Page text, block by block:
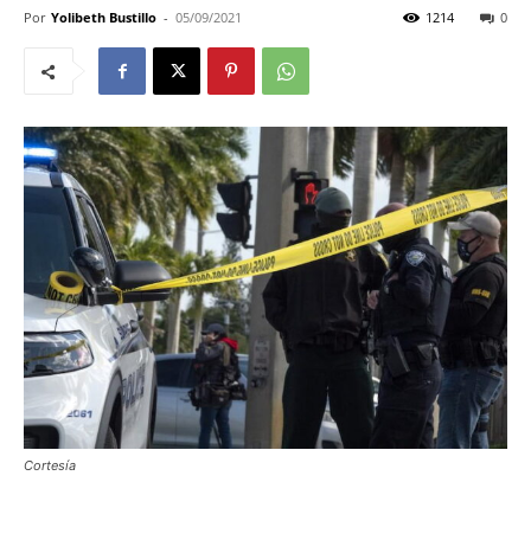
Por Yolibeth Bustillo - 05/09/2021 0
1214
Cortesía